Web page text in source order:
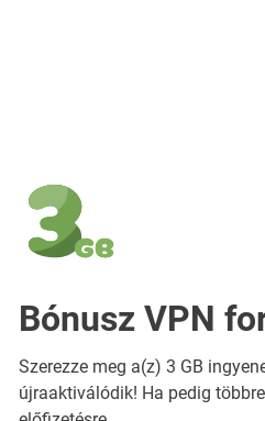
Bónusz VPN
Szerezze meg a(z) 3 GB
újraaktiválódik! Ha pedig